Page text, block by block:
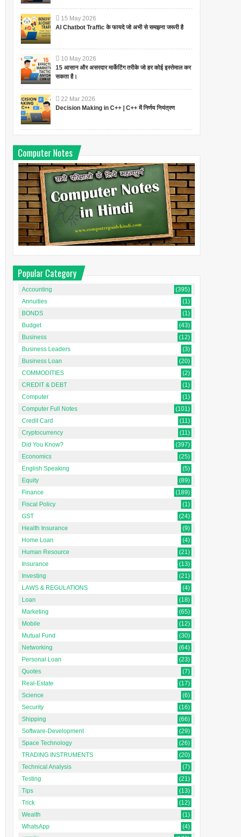
15 May 2026
AI Chatbot Traffic के फायदे जो अभी से समझना जरूरी है
10 May 2026
15 आसान और असरदार मार्केटिंग तरीके जो हर कोई इस्तेमाल कर
सकता है।
22 Mar 2026
Decision Making in C++ | C++ में निर्णय नियंत्रण
Computer Notes
Popular Category
Accounting
(395)
Annuities
(1)
BONDS
(1)
Budget
(43)
Business
(12)
Business Leaders
(3)
Business Loan
(20)
COMMODITIES
(2)
CREDIT & DEBT
(1)
Computer
(1)
Computer Full Notes
(101)
Credit Card
(11)
Cryptocurrency
(11)
Did You Know?
(397)
Economics
(25)
English Speaking
(5)
Equity
(89)
Finance
(189)
Fiscal Policy
(1)
GST
(24)
Health Insurance
(9)
Home Loan
(4)
Human Resource
(21)
Insurance
(13)
Investing
(21)
LAWS & REGULATIONS
(4)
Loan
(18)
Marketing
(65)
Mobile
(12)
Mutual Fund
(30)
Networking
(64)
Personal Loan
(23)
Quotes
(7)
Real-Estate
(17)
Science
(6)
Security
(16)
Shipping
(66)
Software-Development
(29)
Space Technology
(26)
TRADING INSTRUMENTS
(20)
Technical Analysis
(7)
Testing
(21)
Tips
(13)
Trick
(12)
Wealth
(1)
WhatsApp
(4)